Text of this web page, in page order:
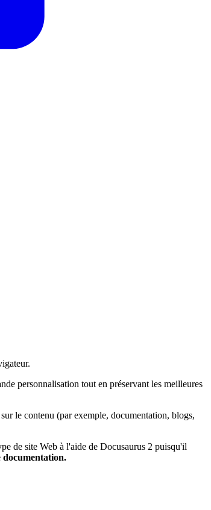
personnalisation tout en préservant les meilleures
le contenu (par exemple, documentation, blogs,
de site Web à l'aide de Docusaurus 2 puisqu'il
documentation.